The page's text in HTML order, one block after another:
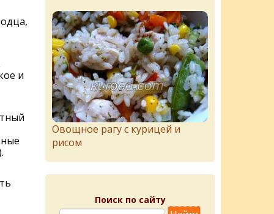
и
Овощное рагу с курицей и
рисом
Поиск по сайту